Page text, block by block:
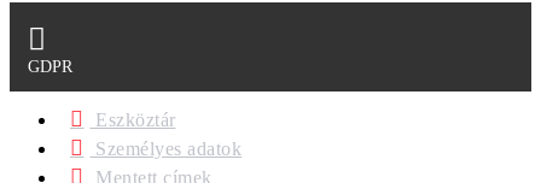
GDPR
Eszköztár
Személyes adatok
Mentett címek